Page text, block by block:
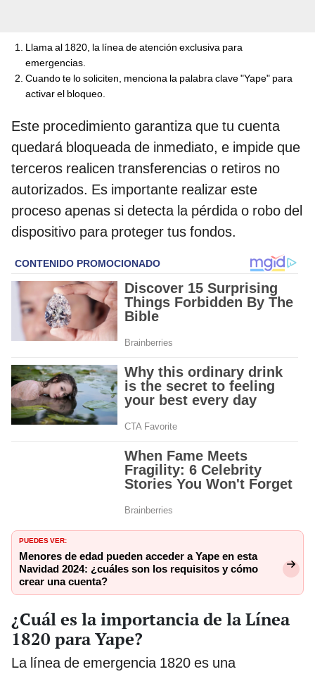
Llama al 1820, la línea de atención exclusiva para
emergencias.
Cuando te lo soliciten, menciona la palabra clave "Yape" para
activar el bloqueo.
Este procedimiento garantiza que tu cuenta
quedará bloqueada de inmediato, e impide que
terceros realicen transferencias o retiros no
autorizados. Es importante realizar este
proceso apenas si detecta la pérdida o robo del
dispositivo para proteger tus fondos.
PUEDES VER:
Menores de edad pueden acceder a Yape en esta
Navidad 2024: ¿cuáles son los requisitos y cómo
crear una cuenta?
¿Cuál es la importancia de la Línea
1820 para Yape?
La línea de emergencia 1820 es una